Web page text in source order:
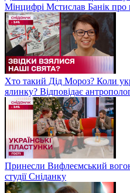
Мінцифрі Мстислав Банік про
Хто такий Дід Мороз? Коли
ялинку? Відповідає
Принесли Вифлеємський
студії Сніданку